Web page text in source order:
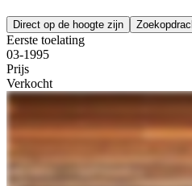
Direct op de hoogte zijn
Eerste toelating
03-1995
Prijs
Verkocht